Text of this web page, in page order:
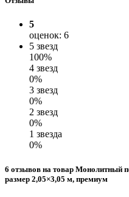
5
оценок: 6
5 звезд
100%
4 звезд
0%
3 звезд
0%
2 звезд
0%
1 звезда
0%
6 отзывов на товар Монолитный
размер 2,05×3,05 м, премиум